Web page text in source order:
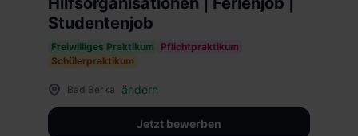
Studentenjob
Freiwilliges Praktikum
Pflichtpraktikum
Schülerpraktikum
Bad Berka ändern
Jetzt bewerben